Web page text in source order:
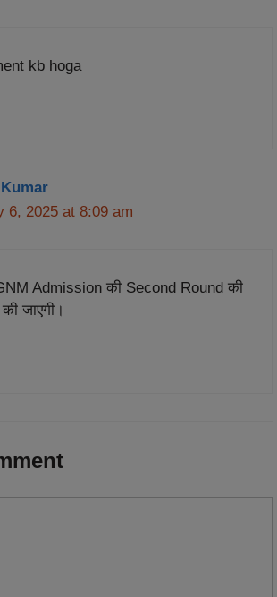
kb hoga
Kumar
6, 2025 at 8:09 am
Admission की Second Round की
की जाएगी।